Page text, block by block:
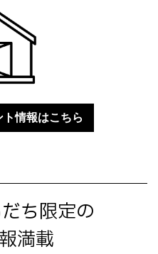
ト情報はこちら
ち限定の
満載